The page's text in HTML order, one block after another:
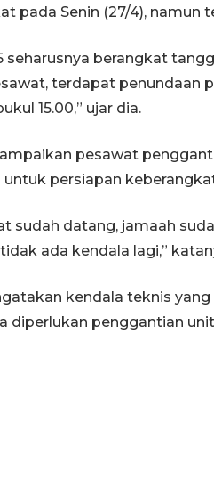
pada Senin (27/4),
seharusnya berangkat
terdapat penundaan
15.00,” ujar dia.
pesawat
untuk persiapan
sudah datang, jamaah
ada kendala lagi,”
kendala teknis
diperlukan penggantian